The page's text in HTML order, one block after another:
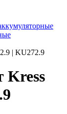
| KU272.9
Kress